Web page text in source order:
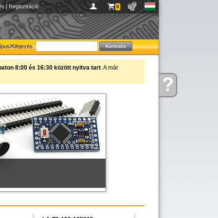
Kérdése?
| Regisztráció 0
Kifejezés:
8:00 és 16:30 között nyitva tart. A már
ajánljuk!